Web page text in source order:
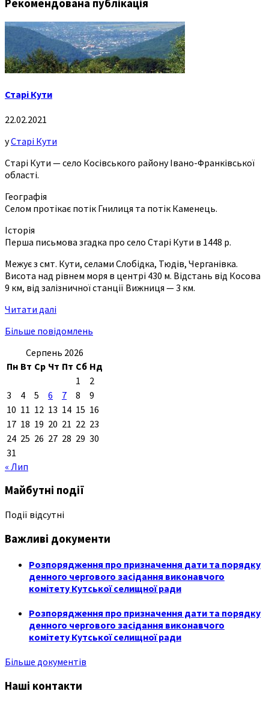
Рекомендована публікація
Старі Кути
22.02.2021
уСтарі Кути
Старі Кути — село Косівського району Івано-Франківської
області.
Географія
Селом протікає потік Гнилиця та потік Каменець.
Історія
Перша письмова згадка про село Старі Кути в 1448 р.
Межує з смт. Кути, селами Слобідка, Тюдів, Черганівка.
Висота над рівнем моря в центрі 430 м. Відстань від Косова
9 км, від залізничної станції Вижниця — 3 км.
Читати далі
Більше повідомлень
Серпень 2026
Пн Вт Ср Чт Пт Сб Нд
1
2
3
4 5 6 7 8
9
10 11 12 13 14 15 16
17 18 19 20 21 22 23
24 25 26 27 28 29 30
31
« Лип
Майбутні події
Події відсутні
Важливі документи
Розпорядження про призначення дати та порядку
денного чергового засідання виконавчого
комітету Кутської селищної ради
Розпорядження про призначення дати та порядку
денного чергового засідання виконавчого
комітету Кутської селищної ради
Більше документів
Наші контакти